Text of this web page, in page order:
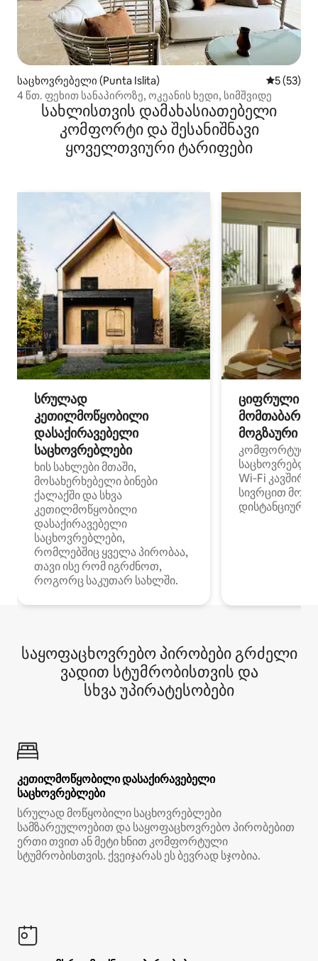
საცხოვრებელი (Punta Islita) საშუალო
5 (53)
4 წთ. ფეხით სანაპიროზე, ოკეანის ხედი, სიმშვიდე
სახლისთვის დამახასიათებელი
კომფორტი და შესანიშნავი
ყოველთვიური ტარიფები
სრულად
კეთილმოწყობილი
დასაქირავებელი
საცხოვრებლები
ხის სახლები მთაში,
მოსახერხებელი ბინები
ქალაქში და სხვა
კეთილმოწყობილი
დასაქირავებელი
საცხოვრებლები,
რომლებშიც ყველა პირობაა,
თავი ისე რომ იგრძნოთ,
როგორც საკუთარ სახლში.
ციფრული
მოგზაური
კომფორტული
Wi‑Fi
სივრცით
დისტანციური
საყოფაცხოვრებო პირობები გრძელი
ვადით სტუმრობისთვის და
სხვა უპირატესობები
კეთილმოწყობილი დასაქირავებელი
საცხოვრებლები
სრულად მოწყობილი საცხოვრებლები
სამზარეულოებით და საყოფაცხოვრებო პირობებით
ერთი თვით ან მეტი ხნით კომფორტული
სტუმრობისთვის. ქვეიჯარას ეს ბევრად სჯობია.